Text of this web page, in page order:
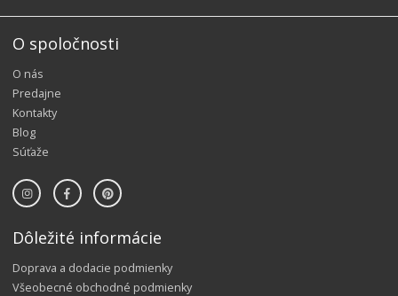
O spoločnosti
O nás
Predajne
Kontakty
Blog
Súťaže
Dôležité informácie
Doprava a dodacie podmienky
Všeobecné obchodné podmienky